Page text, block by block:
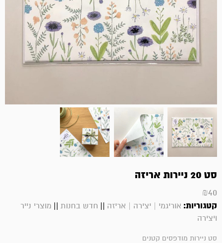
סט 20 ניירות אריזה
₪40
קטגוריות: אוריגמי | יצירה | אריזה || חדש בחנות || מוצרי נייר
ויצירה
סט ניירות מודפסים קטנים